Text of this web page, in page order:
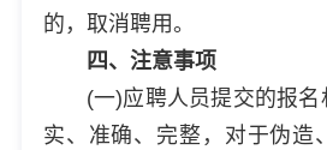
的，取消聘用。
四、注意事项
(一)应聘人员提交的报
实、准确、完整，对于伪造